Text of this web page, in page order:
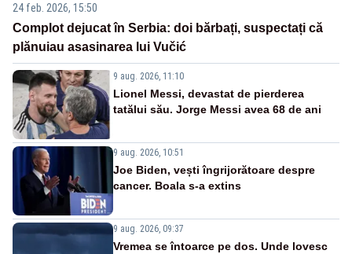
24 feb. 2026, 15:50
Complot dejucat în Serbia: doi bărbați, suspectați că
plănuiau asasinarea lui Vučić
9 aug. 2026, 11:10
Lionel Messi, devastat de pierderea
tatălui său. Jorge Messi avea 68 de ani
9 aug. 2026, 10:51
Joe Biden, vești îngrijorătoare despre
cancer. Boala s-a extins
9 aug. 2026, 09:37
Vremea se întoarce pe dos. Unde lovesc